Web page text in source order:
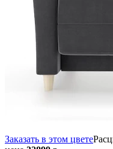
Заказать в этом цвете